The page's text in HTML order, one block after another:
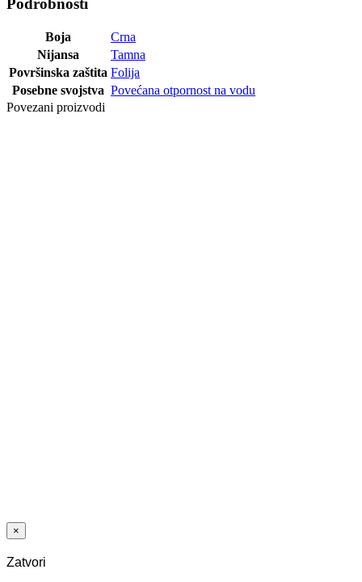
Boja
Crna
Nijansa
Tamna
Površinska zaštita Folija
Posebne svojstva Povećana otpornost na vodu
Povezani proizvodi
×
Zatvori